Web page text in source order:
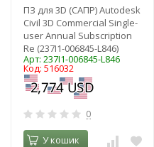
ПЗ для 3D (САПР) Autodesk
Civil 3D Commercial Single-
user Annual Subscription
Re (237I1-006845-L846)
Арт: 237I1-006845-L846
Код: 516032
0
У кошик